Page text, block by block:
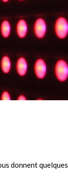
donnent quelques